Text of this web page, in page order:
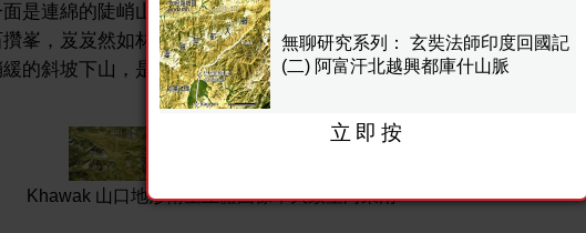
是連綿的陡峭山崖，配合「唯多石峰，攢立藂倚，森然若林」乃《法
峯，岌岌然如林笋矣」之說，只有 Pukh 附近可以循小溪河谷上溯至
的斜坡下山，是唯一可通行的山口，即 Khawak 山口。
Khawak 山口地形衛星立體圖像，大致望向東南
無聊研究系列： 玄奘法師印度回國記
(二) 阿富汗北越興都庫什山脈
立即按